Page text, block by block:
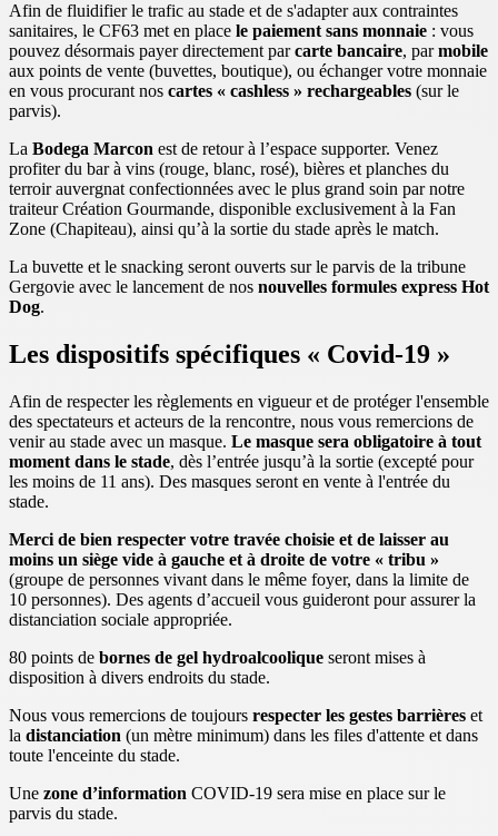
Afin de fluidifier le trafic au stade et de s'adapter aux contraintes
sanitaires, le CF63 met en place le paiement sans monnaie : vous
pouvez désormais payer directement parcarte bancaire, parmobile
aux points de vente (buvettes, boutique), ou échanger votre monnaie
en vous procurant nos cartes « cashless » rechargeables (sur le
parvis).
La Bodega Marcon est de retour à l’espace supporter. Venez
profiter du bar à vins (rouge, blanc, rosé), bières et planches du
terroir auvergnat confectionnées avec le plus grand soin par notre
traiteur Création Gourmande, disponible exclusivement à la Fan
Zone (Chapiteau), ainsi qu’à la sortie du stade après le match.
La buvette et le snacking seront ouverts sur le parvis de la tribune
Gergovie avec le lancement de nos nouvelles formules express Hot
Dog.
Les dispositifs spécifiques « Covid-19 »
Afin de respecter les règlements en vigueur et de protéger l'ensemble
des spectateurs et acteurs de la rencontre, nous vous remercions de
venir au stade avec un masque. Le masque sera obligatoire à tout
moment dans le stade, dès l’entrée jusqu’à la sortie (excepté pour
les moins de 11 ans). Des masques seront en vente à l'entrée du
stade.
Merci de bien respecter votre travée choisie et de laisser au
moins un siège vide à gauche et à droite de votre « tribu »
(groupe de personnes vivant dans le même foyer, dans la limite de
10 personnes). Des agents d’accueil vous guideront pour assurer la
distanciation sociale appropriée.
80 points de bornes de gel hydroalcoolique seront mises à
disposition à divers endroits du stade.
Nous vous remercions de toujours respecter les gestes barrières et
la distanciation (un mètre minimum) dans les files d'attente et dans
toute l'enceinte du stade.
Une zone d’information COVID-19 sera mise en place sur le
parvis du stade.